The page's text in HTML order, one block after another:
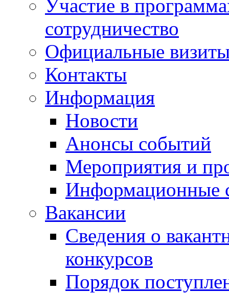
Участие в
сотрудничество
Официальные
Контакты
Информация
Новости
Анонсы событий
Мероприятия и
Информационные
Вакансии
Сведения о
конкурсов
Порядок